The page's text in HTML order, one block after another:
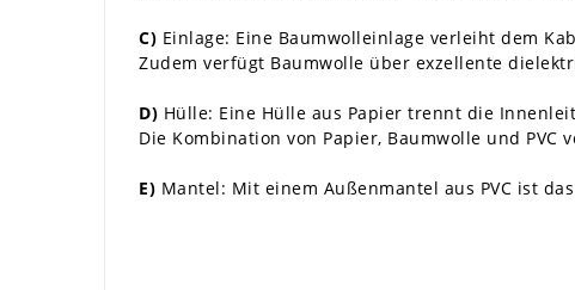
C) Einlage: Eine Baumwolleinlage verleiht dem
Zudem verfügt Baumwolle über exzellente
D) Hülle: Eine Hülle aus Papier trennt die
Die Kombination von Papier, Baumwolle und
E) Mantel: Mit einem Außenmantel aus PVC ist